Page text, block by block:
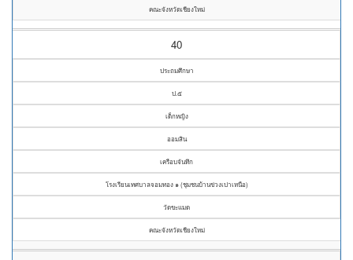
คณะจังหวัดเชียงใหม่
40
ประถมศึกษา
ป.๕
เด็กหญิง
ออมสิน
เครือบจันทึก
โรงเรียนเทศบาลจอมทอง ๑ (ชุมชนบ้านข่วงเปาเหนือ)
วัดขะแมด
คณะจังหวัดเชียงใหม่